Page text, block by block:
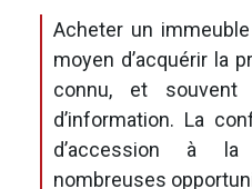
Acheter un
moyen d’acquérir la
connu, et souvent
d’information. La
d’accession à
nombreuses